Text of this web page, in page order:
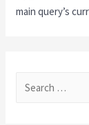
main query’s